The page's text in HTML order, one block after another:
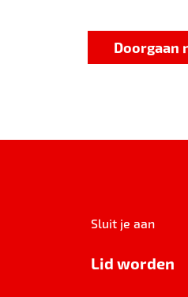
Doorgaan
Sluit je aan
Lid worden